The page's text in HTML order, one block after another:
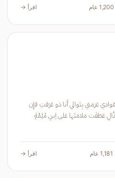
اقرأ →
كُفّي وَغاكِ فَإِنَّني لَكِ قالي لَيسَت هَوادي عَزمَتي بِتَوالي أَنا ذو عَرَفتِ فإِن
عَرَتكِ جَهالَةٌ فَأَنا المُقيمُ قِيامَةَ العُذّالِ عَطَفَت مَلامَتَها عَلى اِبنِ مُلِمَّةٍ
اقرأ →